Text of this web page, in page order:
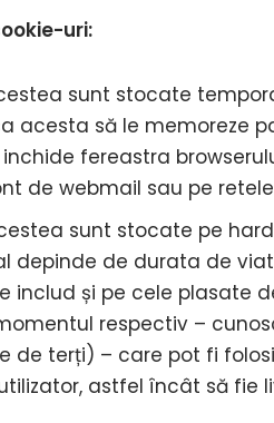
uri:
sunt stocate
acesta să le memoreze
fereastra
de webmail sau pe
sunt stocate pe
depinde de durata de
includ și pe cele plasate
respectiv –
de terți) – care pot fi
astfel încât să